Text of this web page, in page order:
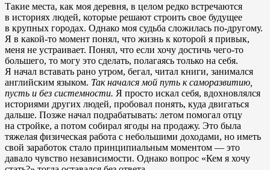
Такие места, как моя деревня, в целом редко встречаются
в историях людей, которые решают строить свое будущее
в крупных городах. Однако моя судьба сложилась по-другому.
Я в какой-то момент понял, что жизнь к которой я привык,
меня не устраивает. Понял, что если хочу достичь чего-то
большего, то могу это сделать, полагаясь только на себя.
Я начал вставать рано утром, бегал, читал книги, занимался
английским языком. Так начался мой путь к саморазвитию,
пусть и без системности. Я просто искал себя, вдохновлялся
историями других людей, пробовал понять, куда двигаться
дальше. Позже начал подрабатывать: летом помогал отцу
на стройке, а потом собирал ягоды на продажу. Это была
тяжелая физическая работа с небольшими доходами, но иметь
свой заработок стало принципиальным моментом — это
давало чувство независимости. Однако вопрос «Кем я хочу